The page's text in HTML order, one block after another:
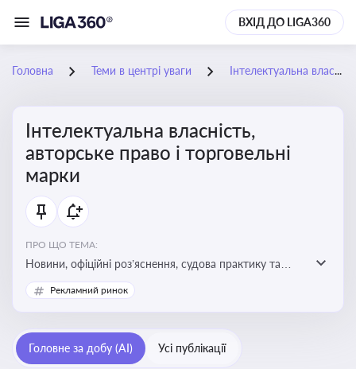
ВХІД ДО LIGA360
Головна Теми в центрі уваги Інтелектуальна власність, авторське право і торговельні марки
Інтелектуальна власність,
авторське право і торговельні
марки
ПРО ЩО ТЕМА:
Новини, офіційні роз’яснення, судова практику та
експертні матеріали, що стосуються авторського
права, реєстрації та захисту торговельних марок,
власності, а також змін у законодавстві у цій сфері
Рекламний ринок
Головне за добу (AI) Усі публікації